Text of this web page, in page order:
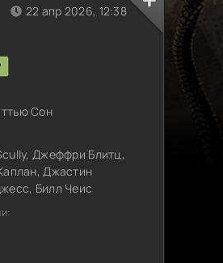
22 апр 2026, 12:38
Сон
Джеффри Блитц,
Джастин
Билл Чеис